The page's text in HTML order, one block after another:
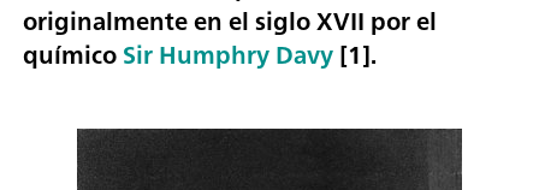
originalmente en el siglo XVII por el
químicoSir Humphry Davy[1].